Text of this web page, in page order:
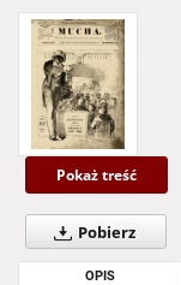
Pokaż treść
Pobierz
OPIS